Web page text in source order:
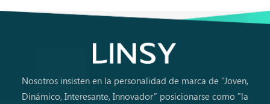
Nosotros insisten en la personalidad de marca de “Joven,
Dinámico, Interesante, Innovador” posicionarse como "la